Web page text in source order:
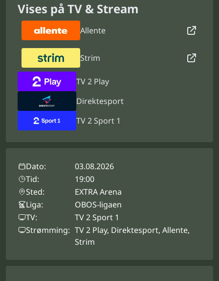
Vises på TV & Stream
Allente
Strim
TV 2 Play
Direktesport
TV 2 Sport 1
Dato:
03.08.2026
Tid:
19:00
Sted:
EXTRA Arena
Liga:
OBOS-ligaen
TV:
TV 2 Sport 1
Strømming: TV 2 Play, Direktesport, Allente,
Strim